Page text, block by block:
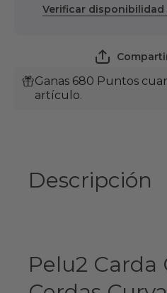
Verificar disponibilidad
Ganas 680 Puntos
artículo.
Descripción
Pelu2 Carda